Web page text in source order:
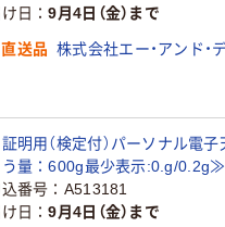
日
9月4日（金）まで
直送品 株式会社エー・アンド・
明用（検定付）パーソナル電
量：600g最少表示:0.g/0.2g≫
番号
A513181
日
9月4日（金）まで